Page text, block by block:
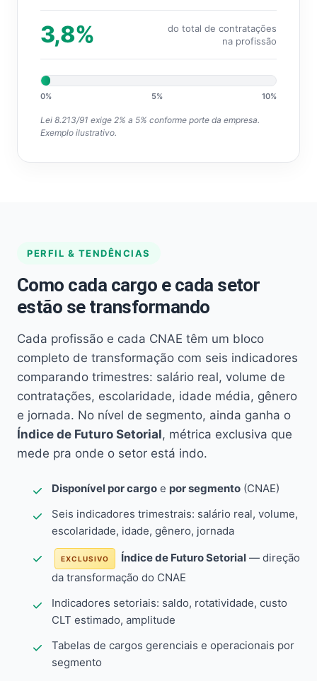
3,8%
do total de contratações
na profissão
0% 5% 10%
Lei 8.213/91 exige 2% a 5% conforme porte da empresa.
Exemplo ilustrativo.
PERFIL & TENDÊNCIAS
Como cada cargo e cada setor
estão se transformando
Cada profissão e cada CNAE têm um bloco
completo de transformação com seis indicadores
comparando trimestres: salário real, volume de
contratações, escolaridade, idade média, gênero
e jornada. No nível de segmento, ainda ganha o
Índice de Futuro Setorial, métrica exclusiva que
mede pra onde o setor está indo.
Disponível por cargo e por segmento (CNAE)
Seis indicadores trimestrais: salário real, volume,
escolaridade, idade, gênero, jornada
EXCLUSIVO Índice de Futuro Setorial — direção
da transformação do CNAE
Indicadores setoriais: saldo, rotatividade, custo
CLT estimado, amplitude
Tabelas de cargos gerenciais e operacionais por
segmento